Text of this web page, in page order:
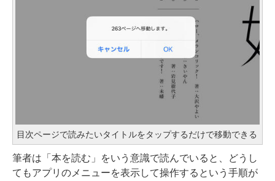
目次ページで読みたいタイトルをタップするだけで移動できる
筆者は「本を読む」をいう意識で読んでいると、どうし
てもアプリのメニューを表示して操作するという手順が